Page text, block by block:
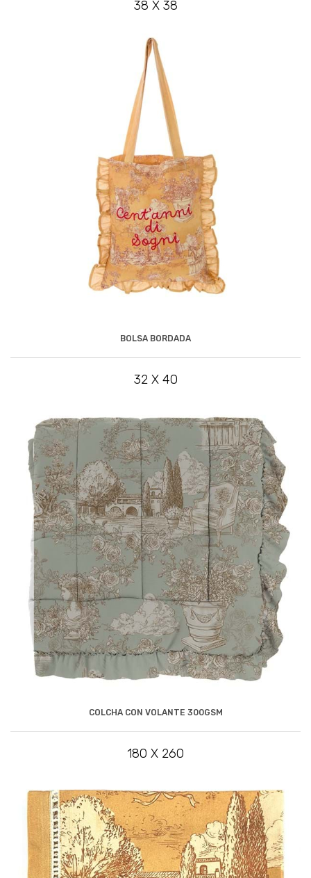
38 X 38
BOLSA BORDADA
32 X 40
COLCHA CON VOLANTE 300GSM
180 X 260